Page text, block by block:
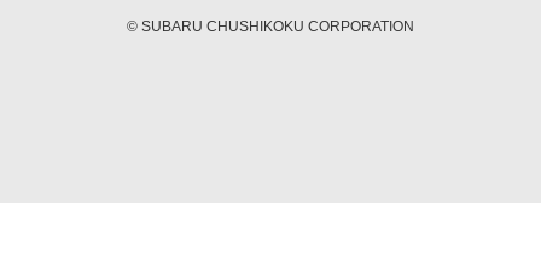
© SUBARU CHUSHIKOKU CORPORATION